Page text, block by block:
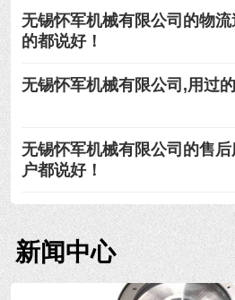
无锡怀军机械有限公司的物
的都说好！
无锡怀军机械有限公司,用过
无锡怀军机械有限公司的售
户都说好！
新闻中心